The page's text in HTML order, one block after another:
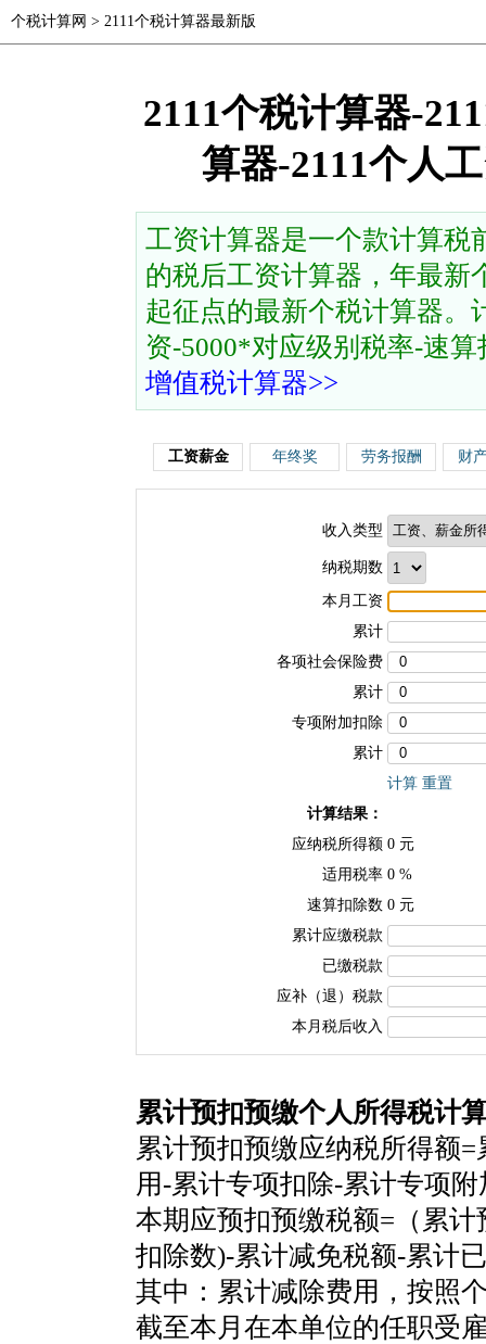
个税计算网 > 2111个税计算器最新版
2111个税计算器-
算器-2111个人
工资计算器是一个款计算税
的税后工资计算器，年最新
起征点的最新个税计算器。
资-5000*对应级别税率-速
增值税计算器>>
工资薪金 年终奖 劳务报酬 财
收入类型
纳税期数
本月工资
累计
各项社会保险费
累计
专项附加扣除
累计
计算 重置
计算结果：
应纳税所得额 0 元
适用税率 0 %
速算扣除数 0 元
累计应缴税款
已缴税款
应补（退）税款
本月税后收入
累计预扣预缴个人所得税计
累计预扣预缴应纳税所得额
用-累计专项扣除-累计专项
本期应预扣预缴税额=（累
扣除数)-累计减免税额-累计
其中：累计减除费用，按照
截至本月在本单位的任职受